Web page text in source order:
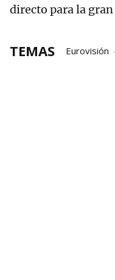
directo para la
TEMAS Eurovisión